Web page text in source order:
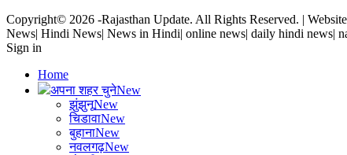
Copyright© 2026 -Rajasthan Update. All Rights Reserved. |
News| Hindi News| News in Hindi| online news| daily hindi news|
Sign in
Home
अपना शहर चुनेNew
झुंझुनूNew
चिडावाNew
बुहानाNew
नवलगढ़New